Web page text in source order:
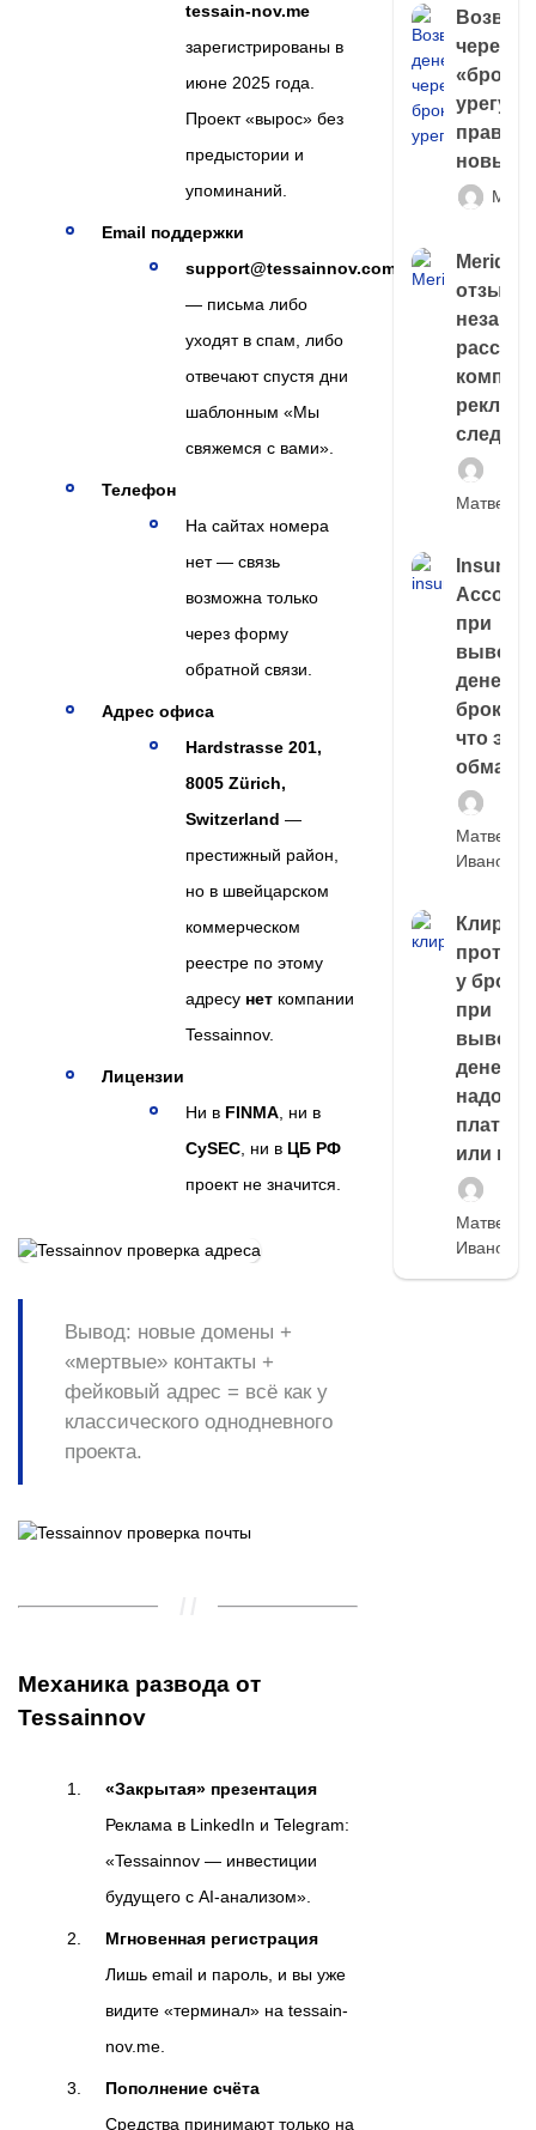
tessain-nov.me
зарегистрированы в
июне 2025 года.
Проект «вырос» без
предыстории и
упоминаний.
Email поддержки
support@tessainnov.com
— письма либо
уходят в спам, либо
отвечают спустя дни
шаблонным «Мы
свяжемся с вами».
Телефон
На сайтах номера
нет — связь
возможна только
через форму
обратной связи.
Адрес офиса
Hardstrasse 201,
8005 Zürich,
Switzerland —
престижный район,
но в швейцарском
коммерческом
реестре по этому
адресу нет компании
Tessainnov.
Лицензии
Ни в FINMA , ни в
CySEC , ни в ЦБ РФ
проект не значится.
Вывод: новые домены +
«мертвые» контакты +
фейковый адрес = всё как у
классического однодневного
проекта.
Механика развода от
Tessainnov
«Закрытая» презентация
Реклама в LinkedIn и Telegram:
«Tessainnov — инвестиции
будущего с AI-анализом».
Мгновенная регистрация
Лишь email и пароль, и вы уже
видите «терминал» на tessain-
nov.me.
Пополнение счёта
Средства принимают только на
через
правда
новый
следа
Матвей
Account
при
выводе
денег у
что это,
обман?
Матвей
Иванов
Клиринг
у
при
выводе
денег,
надо
платить
или
Матвей
Иванов